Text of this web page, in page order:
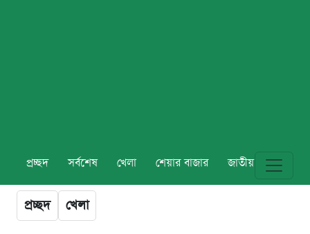
প্রচ্ছদ সর্বশেষ খেলা শেয়ার বাজার জাতীয় বিশ্ব
প্রচ্ছদ খেলা